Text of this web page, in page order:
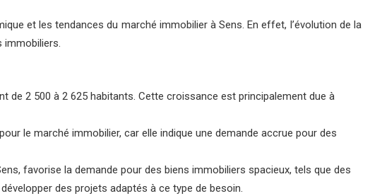
et les tendances du marché immobilier à Sens. En effet, l’évolution de la
de 2 500 à 2 625 habitants. Cette croissance est principalement due à
le marché immobilier, car elle indique une demande accrue pour des
favorise la demande pour des biens immobiliers spacieux, tels que des
des projets adaptés à ce type de besoin.